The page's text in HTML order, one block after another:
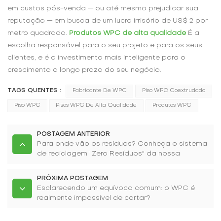
em custos pós-venda — ou até mesmo prejudicar sua
reputação — em busca de um lucro irrisório de US$ 2 por
metro quadrado.
Produtos WPC de alta qualidadeÉ a
escolha responsável para o seu projeto e para os seus
clientes, e é o investimento mais inteligente para o
crescimento a longo prazo do seu negócio.
TAGS QUENTES : Fabricante De WPC Piso WPC Coextrudado
Piso WPC Pisos WPC De Alta Qualidade Produtos WPC
POSTAGEM ANTERIOR
Para onde vão os resíduos? Conheça o sistema
de reciclagem "Zero Resíduos" da nossa
PRÓXIMA POSTAGEM
Esclarecendo um equívoco comum: o WPC é
realmente impossível de cortar?